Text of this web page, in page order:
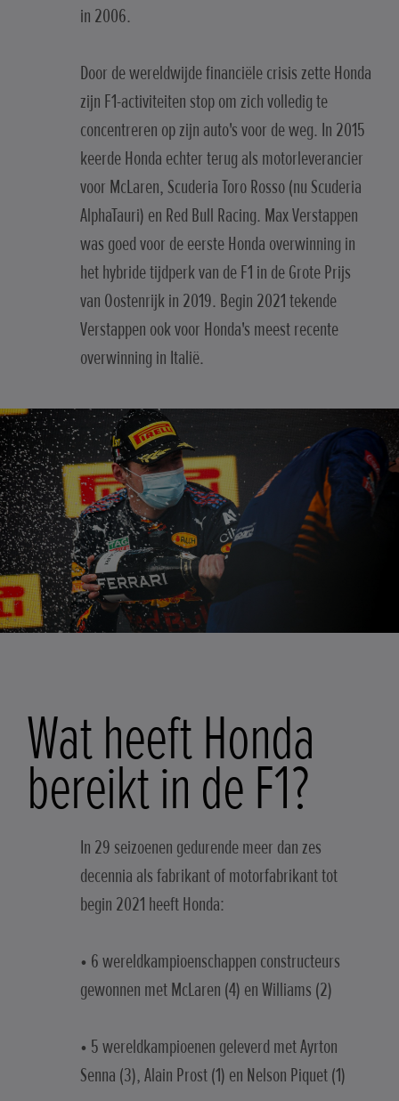
in 2006.
Door de wereldwijde financiële crisis zette Honda
zijn F1-activiteiten stop om zich volledig te
concentreren op zijn auto's voor de weg. In 2015
keerde Honda echter terug als motorleverancier
voor McLaren, Scuderia Toro Rosso (nu Scuderia
AlphaTauri) en Red Bull Racing. Max Verstappen
was goed voor de eerste Honda overwinning in
het hybride tijdperk van de F1 in de Grote Prijs
van Oostenrijk in 2019. Begin 2021 tekende
Verstappen ook voor Honda's meest recente
overwinning in Italië.
Wat heeft Honda
bereikt in de F1?
In 29 seizoenen gedurende meer dan zes
decennia als fabrikant of motorfabrikant tot
begin 2021 heeft Honda:
• 6 wereldkampioenschappen constructeurs
gewonnen met McLaren (4) en Williams (2)
• 5 wereldkampioenen geleverd met Ayrton
Senna (3), Alain Prost (1) en Nelson Piquet (1)